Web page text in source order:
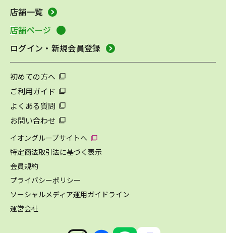
店舗一覧
店舗ページ
ログイン・新規会員登録
初めての方へ
ご利用ガイド
よくある質問
お問い合わせ
イオングループサイトへ
特定商法取引法に基づく表示
会員規約
プライバシーポリシー
ソーシャルメディア運用ガイドライン
運営会社